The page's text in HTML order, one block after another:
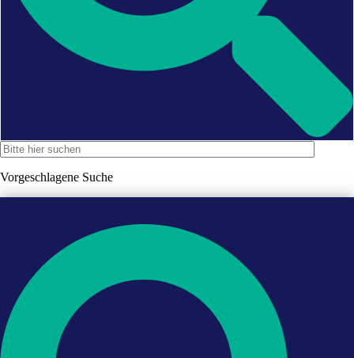
Vorgeschlagene Suche